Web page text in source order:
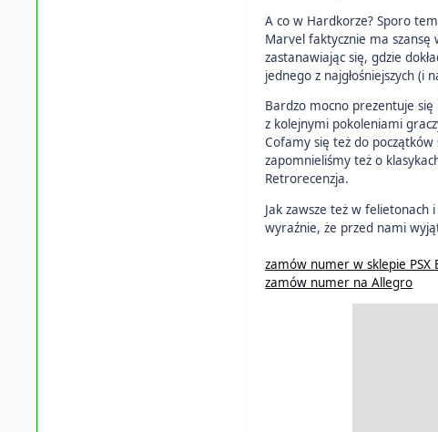
A co w Hardkorze? Sporo
Marvel faktycznie ma szansę
zastanawiając się, gdzie
jednego z najgłośniejszych
Bardzo mocno prezentuje
z kolejnymi pokoleniami
Cofamy się też do
zapomnieliśmy też o
Retrorecenzja.
Jak zawsze też w felietonach
wyraźnie, że przed nami
zamów numer w sklepie PSX
zamów numer na Allegro